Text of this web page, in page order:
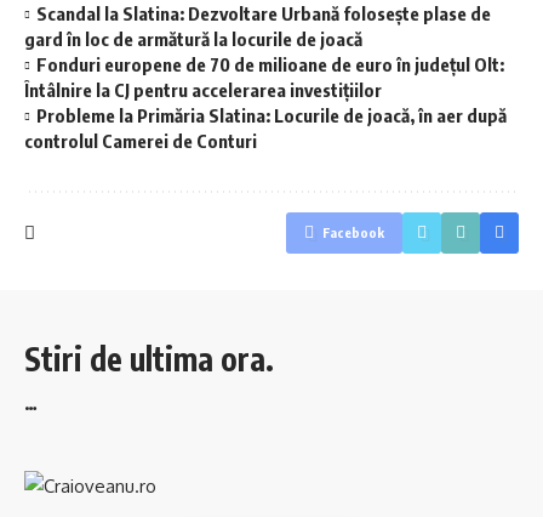
Scandal la Slatina: Dezvoltare Urbană folosește plase de
gard în loc de armătură la locurile de joacă
Fonduri europene de 70 de milioane de euro în județul Olt:
Întâlnire la CJ pentru accelerarea investițiilor
Probleme la Primăria Slatina: Locurile de joacă, în aer după
controlul Camerei de Conturi
Facebook
Stiri de ultima ora.
…